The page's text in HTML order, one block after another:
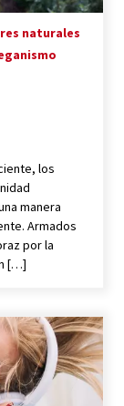
naturales
los
manera
Armados
por la
[…]